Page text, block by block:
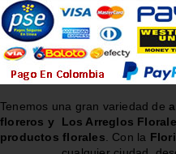
Tenemos una gran variedad de
floreros y
Los Arreglos
productos florales . Con la